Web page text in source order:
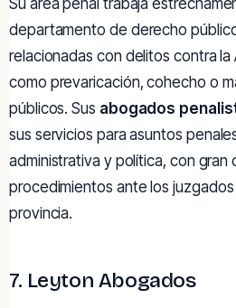
departamento de derecho
relacionadas con delitos contra la
como prevaricación, cohecho o
públicos. Sus abogados
sus servicios para asuntos
administrativa y política, con gran
procedimientos ante los
provincia.
7. Leyton Abogados